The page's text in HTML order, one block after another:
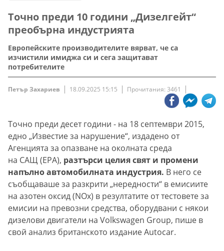
Точно преди 10 години „Дизелгейт“
преобърна индустрията
Европейските производителите вярват, че са
изчистили имиджа си и сега защитават
потребителите
Петър Захариев 18.09.2025 15:15 Прочитания: 3461
Точно преди десет години - на 18 септември 2015,
едно „Известие за нарушение“, издадено от
Агенцията за опазване на околната среда
на САЩ (EPA), разтърси целия свят и промени
напълно автомобилната индустрия. В него се
съобщаваше за разкрити „нередности“ в емисиите
на азотен оксид (NOx) в резултатите от тестовете за
емисии на превозни средства, оборудвани с някои
дизелови двигатели на Volkswagen Group, пише в
свой анализ британското издание Autocar.